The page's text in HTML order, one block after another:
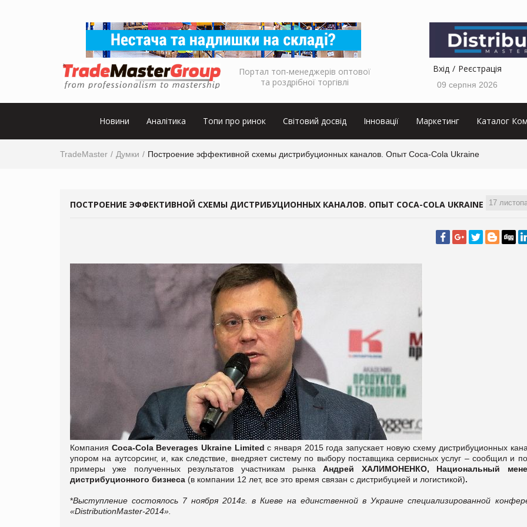
Портал топ-менеджерів оптової
та роздрібної торгівлі
Вхід Реєстрація
09 серпня 2026
Новини Аналітика Топи про ринок Світовий досвід Інновації Маркетинг Каталог
TradeMaster Думки Построение эффективной схемы дистрибуционных каналов. Опыт Сoca-Cola Ukraine
17
ПОСТРОЕНИЕ ЭФФЕКТИВНОЙ СХЕМЫ ДИСТРИБУЦИОННЫХ КАНАЛОВ. ОПЫТ СOCA-COLA UKRAINE
Компания Сoca-Cola Beverages Ukraine Limited с января 2015 года запускает новую схему дистрибуционных
упором на аутсорсинг, и, как следствие, внедряет систему по выбору поставщика сервисных услуг – сообщил и
примеры уже полученных результатов участникам рынкаАндрей ХАЛИМОНЕНКО, Национальный
дистрибуционного бизнеса (в компании 12 лет, все это время связан с дистрибуцией и логистикой).
*Выступление состоялось 7 ноября 2014г. в Киеве на единственной в Украине специализированной
«DistributionMaster-2014».